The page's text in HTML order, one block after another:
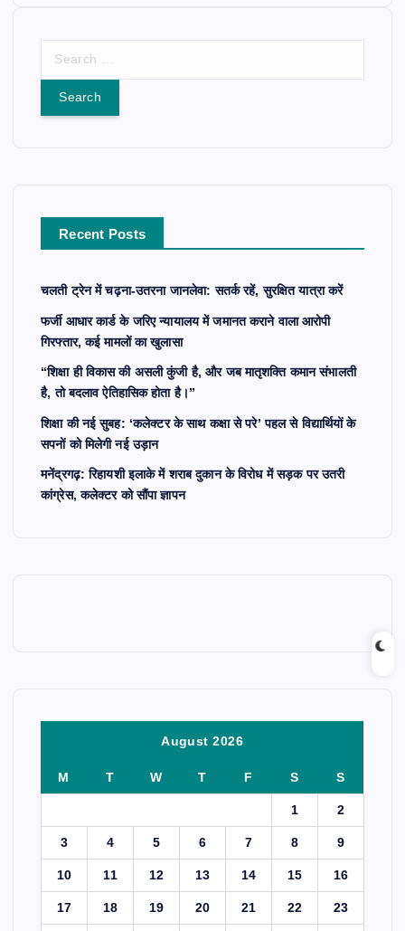
r
Recent Posts
चलती ट्रेन में चढ़ना-उतरना जानलेवा: सतर्क रहें, सुरक्षित यात्रा करें
फर्जी आधार कार्ड के जरिए न्यायालय में जमानत कराने वाला आरोपी
गिरफ्तार, कई मामलों का खुलासा
“शिक्षा ही विकास की असली कुंजी है, और जब मातृशक्ति कमान संभालती
है, तो बदलाव ऐतिहासिक होता है।”
शिक्षा की नई सुबह: ‘कलेक्टर के साथ कक्षा से परे’ पहल से विद्यार्थियों के
सपनों को मिलेगी नई उड़ान
मनेंद्रगढ़: रिहायशी इलाके में शराब दुकान के विरोध में सड़क पर उतरी
कांग्रेस, कलेक्टर को सौंपा ज्ञापन
August 2026
M T W T F S S
1 2
3 4 5 6 7 8 9
10 11 12 13 14 15 16
17 18 19 20 21 22 23